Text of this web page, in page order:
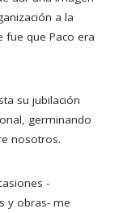
a la
fue que Paco era
su jubilación
germinando
nosotros.
-
y obras- me